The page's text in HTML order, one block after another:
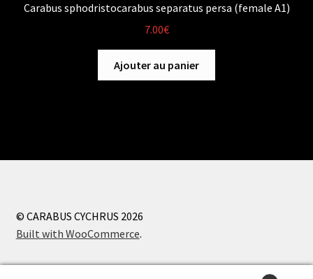
Carabus sphodristocarabus separatus persa (female A1)
7.00€
Ajouter au panier
© CARABUS CYCHRUS 2026
Built with WooCommerce.